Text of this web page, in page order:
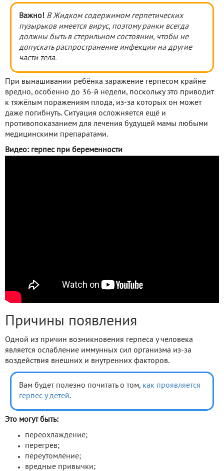
Важно! В Жидком содержимом герпетических
пузырьков имеется вирус, поэтому ранки всегда
должны быть в стерильном состоянии, чтобы не
допускать распространение инфекции на другие
части тела.
При вынашивании ребёнка заражение герпесом крайне
вредно, особенно до 36-й недели, поскольку это приводит
к тяжёлым поражениям плода, из-за которых он может
даже погибнуть. Ситуация осложняется ещё и
противопоказанием для лечения будущей мамы любыми
медицинскими препаратами.
Видео: герпес при беременности
Причины появления
Одной из причин возникновения герпеса у человека
является ослабление иммунных сил организма из-за
воздействия внешних и внутренних факторов.
Вам будет полезно почитать о том, как проявляется
герпес у детей.
Это могут быть:
переохлаждение;
перегрев;
переутомление;
вредные привычки;